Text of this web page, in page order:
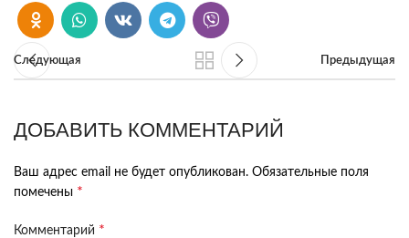
Следующая Предыдущая
ДОБАВИТЬ КОММЕНТАРИЙ
Ваш адрес email не будет опубликован. Обязательные поля
помечены *
Комментарий *